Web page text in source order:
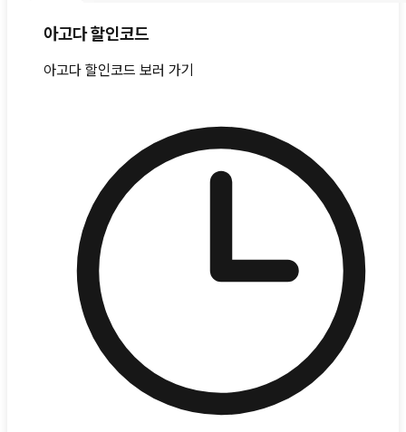
아고다 할인코드
아고다 할인코드 보러 가기